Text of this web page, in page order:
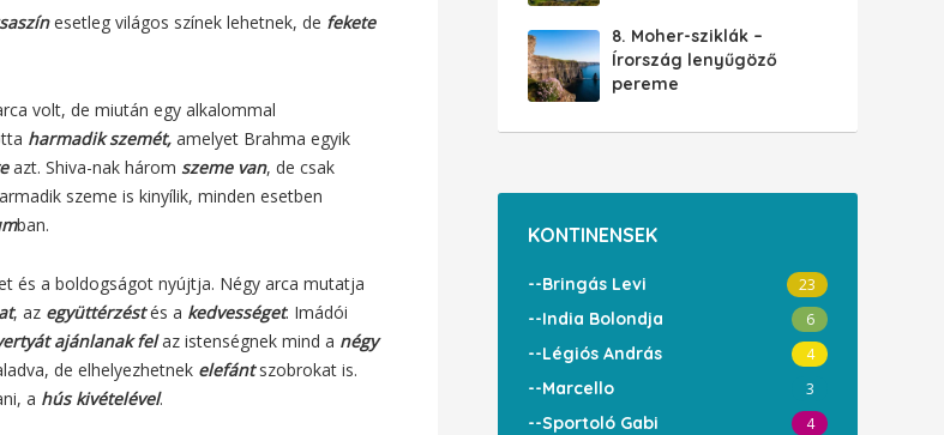
esetleg világos színek lehetnek, de fekete
volt, de miután egy alkalommal
harmadik szemét, amelyet Brahma egyik
azt. Shiva-nak három szeme van, de csak
szeme is kinyílik, minden esetben
ban.
és a boldogságot nyújtja. Négy arca mutatja
, az együttérzéstés a kedvességet. Imádói
ajánlanak felaz istenségnek mind a négy
de elhelyezhetnek elefántszobrokat is.
a hús kivételével.
8. Moher-sziklák –
Írország lenyűgöző
pereme
KONTINENSEK
--Bringás Levi 23
--India Bolondja 6
--Légiós András 4
--Marcello 3
--Sportoló Gabi 4